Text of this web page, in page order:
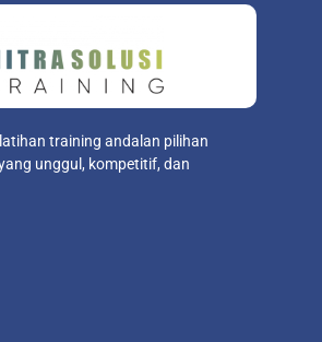
training andalan pilihan
unggul, kompetitif, dan